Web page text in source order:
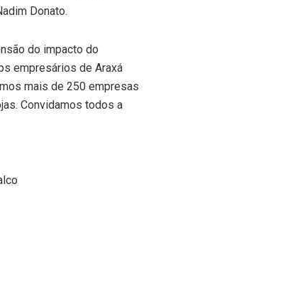
Donato.
do impacto do
empresários de Araxá
mais de 250 empresas
Convidamos todos a